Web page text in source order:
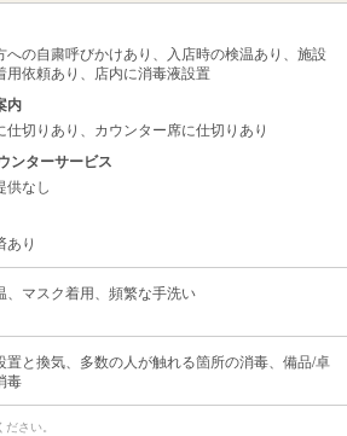
への自粛呼びかけあり、入店時の検温あり、施設
用依頼あり、店内に消毒液設置
内
仕切りあり、カウンター席に仕切りあり
ンターサービス
供なし
あり
、マスク着用、頻繁な手洗い
置と換気、多数の人が触れる箇所の消毒、備品/卓
毒
さい。